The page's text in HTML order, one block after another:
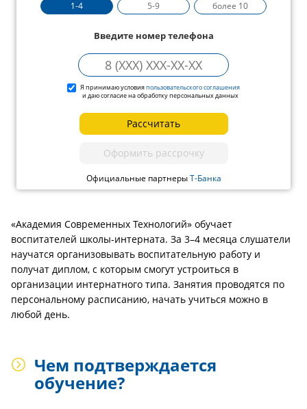
1-4 5-9 более 10
Введите номер телефона
Я принимаю условияпользовательского соглашения
и даю согласие на обработку персональных данных
Рассчитать
Оформить рассрочку
Официальные партнерыТ-Банка
«Академия Современных Технологий» обучает
воспитателей школы-интерната. За 3–4 месяца слушатели
научатся организовывать воспитательную работу и
получат диплом, с которым смогут устроиться в
организации интернатного типа. Занятия проводятся по
персональному расписанию, начать учиться можно в
любой день.
Чем подтверждается
обучение?